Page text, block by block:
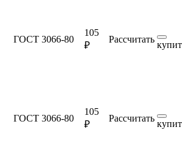
ГОСТ 3066-80
105
₽
Рассчитать
ГОСТ 3066-80
105
₽
Рассчитать